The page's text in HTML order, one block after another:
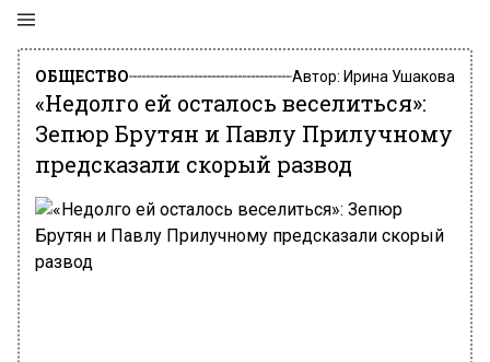
ОБЩЕСТВО Автор: Ирина Ушакова
«Недолго ей осталось веселиться»:
Зепюр Брутян и Павлу Прилучному
предсказали скорый развод